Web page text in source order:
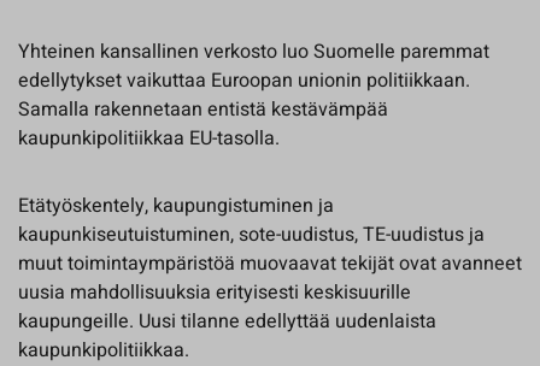
Yhteinen kansallinen verkosto luo Suomelle paremmat
edellytykset vaikuttaa Euroopan unionin politiikkaan.
Samalla rakennetaan entistä kestävämpää
kaupunkipolitiikkaa EU-tasolla.
Etätyöskentely, kaupungistuminen ja
kaupunkiseutuistuminen, sote-uudistus, TE-uudistus ja
muut toimintaympäristöä muovaavat tekijät ovat avanneet
uusia mahdollisuuksia erityisesti keskisuurille
kaupungeille. Uusi tilanne edellyttää uudenlaista
kaupunkipolitiikkaa.